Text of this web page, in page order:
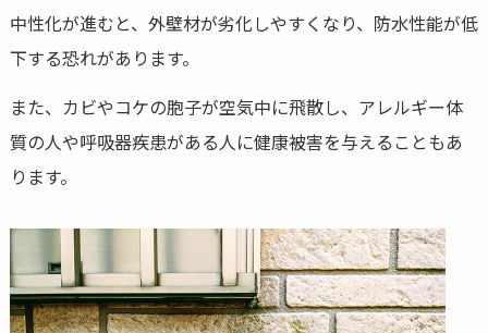
中性化が進むと、外壁材が劣化しやすくなり、防水性能が低
下する恐れがあります。
また、カビやコケの胞子が空気中に飛散し、アレルギー体
質の人や呼吸器疾患がある人に健康被害を与えることもあ
ります。